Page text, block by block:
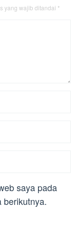
yang wajib ditandai *
saya pada
berikutnya.